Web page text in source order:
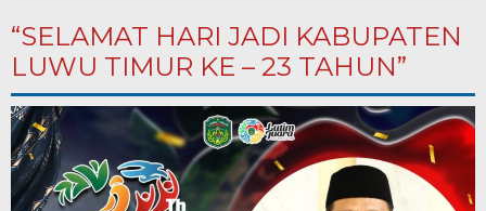
“SELAMAT HARI JADI KABUPATEN
LUWU TIMUR KE – 23 TAHUN”